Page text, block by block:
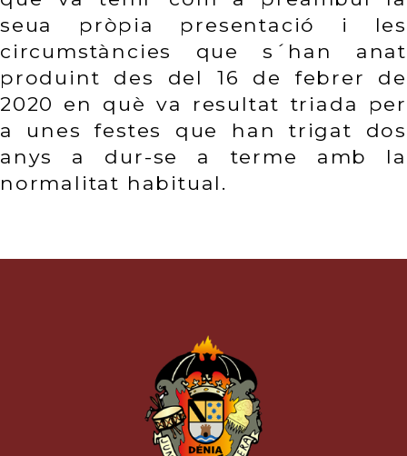
seua pròpia presentació i les
circumstàncies que s´han anat
produint des del 16 de febrer de
2020 en què va resultat triada per
a unes festes que han trigat dos
anys a dur-se a terme amb la
normalitat habitual.